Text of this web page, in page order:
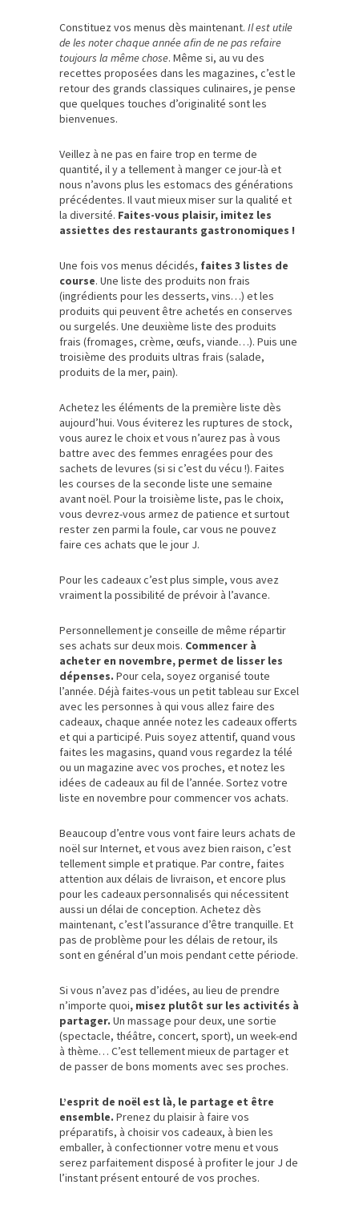
Constituez vos menus dès maintenant. Il est utile
de les noter chaque année afin de ne pas refaire
toujours la même chose. Même si, au vu des
recettes proposées dans les magazines, c’est le
retour des grands classiques culinaires, je pense
que quelques touches d’originalité sont les
bienvenues.
Veillez à ne pas en faire trop en terme de
quantité, il y a tellement à manger ce jour-là et
nous n’avons plus les estomacs des générations
précédentes. Il vaut mieux miser sur la qualité et
la diversité. Faites-vous plaisir, imitez les
assiettes des restaurants gastronomiques !
Une fois vos menus décidés, faites 3 listes de
course. Une liste des produits non frais
(ingrédients pour les desserts, vins…) et les
produits qui peuvent être achetés en conserves
ou surgelés. Une deuxième liste des produits
frais (fromages, crème, œufs, viande…). Puis une
troisième des produits ultras frais (salade,
produits de la mer, pain).
Achetez les éléments de la première liste dès
aujourd’hui. Vous éviterez les ruptures de stock,
vous aurez le choix et vous n’aurez pas à vous
battre avec des femmes enragées pour des
sachets de levures (si si c’est du vécu !). Faites
les courses de la seconde liste une semaine
avant noël. Pour la troisième liste, pas le choix,
vous devrez-vous armez de patience et surtout
rester zen parmi la foule, car vous ne pouvez
faire ces achats que le jour J.
Pour les cadeaux c’est plus simple, vous avez
vraiment la possibilité de prévoir à l’avance.
Personnellement je conseille de même répartir
ses achats sur deux mois. Commencer à
acheter en novembre, permet de lisser les
dépenses. Pour cela, soyez organisé toute
l’année. Déjà faites-vous un petit tableau sur Excel
avec les personnes à qui vous allez faire des
cadeaux, chaque année notez les cadeaux offerts
et qui a participé. Puis soyez attentif, quand vous
faites les magasins, quand vous regardez la télé
ou un magazine avec vos proches, et notez les
idées de cadeaux au fil de l’année. Sortez votre
liste en novembre pour commencer vos achats.
Beaucoup d’entre vous vont faire leurs achats de
noël sur Internet, et vous avez bien raison, c’est
tellement simple et pratique. Par contre, faites
attention aux délais de livraison, et encore plus
pour les cadeaux personnalisés qui nécessitent
aussi un délai de conception. Achetez dès
maintenant, c’est l’assurance d’être tranquille. Et
pas de problème pour les délais de retour, ils
sont en général d’un mois pendant cette période.
Si vous n’avez pas d’idées, au lieu de prendre
n’importe quoi, misez plutôt sur les activités à
partager. Un massage pour deux, une sortie
(spectacle, théâtre, concert, sport), un week-end
à thème… C’est tellement mieux de partager et
de passer de bons moments avec ses proches.
L’esprit de noël est là, le partage et être
ensemble. Prenez du plaisir à faire vos
préparatifs, à choisir vos cadeaux, à bien les
emballer, à confectionner votre menu et vous
serez parfaitement disposé à profiter le jour J de
l’instant présent entouré de vos proches.